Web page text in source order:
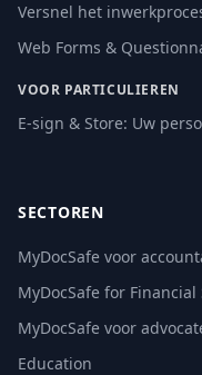
Versnel het
Web Forms &
VOOR PARTICULIEREN
E-sign & Store: Uw
SECTOREN
MyDocSafe voor
MyDocSafe for Financial
MyDocSafe voor
Education